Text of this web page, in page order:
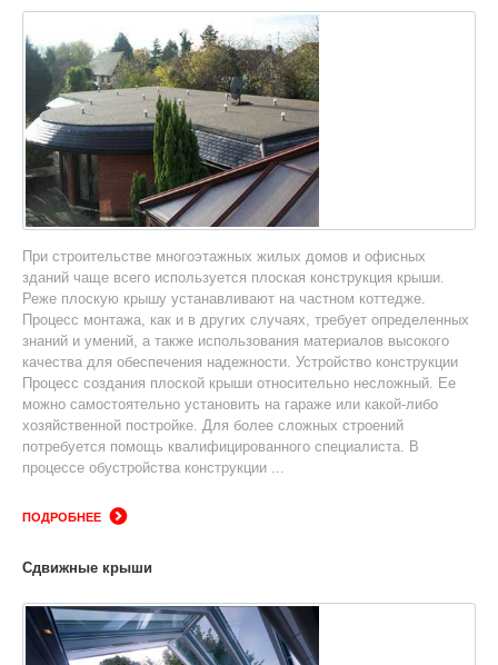
При строительстве многоэтажных жилых домов и офисных
зданий чаще всего используется плоская конструкция крыши.
Реже плоскую крышу устанавливают на частном коттедже.
Процесс монтажа, как и в других случаях, требует определенных
знаний и умений, а также использования материалов высокого
качества для обеспечения надежности. Устройство конструкции
Процесс создания плоской крыши относительно несложный. Ее
можно самостоятельно установить на гараже или какой-либо
хозяйственной постройке. Для более сложных строений
потребуется помощь квалифицированного специалиста. В
процессе обустройства конструкции ...
ПОДРОБНЕЕ
Сдвижные крыши